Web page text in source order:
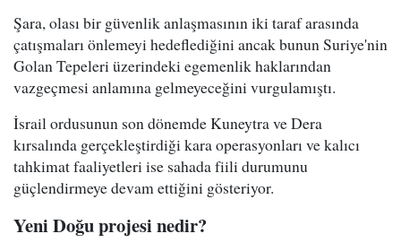
Şara, olası bir güvenlik anlaşmasının iki taraf arasında
çatışmaları önlemeyi hedeflediğini ancak bunun Suriye'nin
Golan Tepeleri üzerindeki egemenlik haklarından
vazgeçmesi anlamına gelmeyeceğini vurgulamıştı.
İsrail ordusunun son dönemde Kuneytra ve Dera
kırsalında gerçekleştirdiği kara operasyonları ve kalıcı
tahkimat faaliyetleri ise sahada fiili durumunu
güçlendirmeye devam ettiğini gösteriyor.
Yeni Doğu projesi nedir?